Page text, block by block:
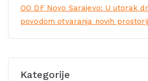
OO DF Novo Sarajevo: U utorak
povodom otvaranja novih
Kategorije